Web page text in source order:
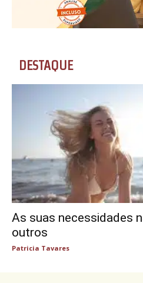
DESTAQUE
As suas necessidades
outros
Patricia Tavares